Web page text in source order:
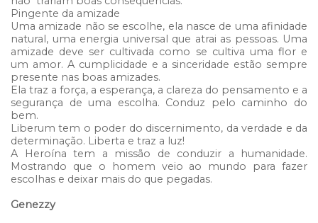
Pingente da amizade
Uma amizade não se escolhe, ela nasce de uma afinidade
natural, uma energia universal que atrai as pessoas. Uma
amizade deve ser cultivada como se cultiva uma flor e
um amor. A cumplicidade e a sinceridade estão sempre
presente nas boas amizades.
Ela traz a força, a esperança, a clareza do pensamento e a
segurança de uma escolha. Conduz pelo caminho do
bem.
Liberum tem o poder do discernimento, da verdade e da
determinação. Liberta e traz a luz!
A Heroína tem a missão de conduzir a humanidade.
Mostrando que o homem veio ao mundo para fazer
escolhas e deixar mais do que pegadas.
Genezzy